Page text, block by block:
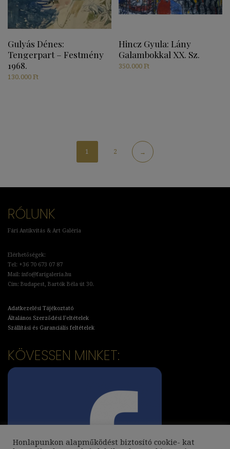
Gulyás Dénes:
Tengerpart – Festmény
1968.
130.000 Ft
Hincz Gyula: Lány
Galambokkal XX. Sz.
350.000 Ft
1 2 →
RÓLUNK
Fári Antikvitás & Art Galéria
Elérhetőségek:
Tel: +36 70 673 07 87
Mail: info@farigaleria.hu
Cím: Budapest, Bartók Béla út 30.
Adatkezelési Tájékoztató
Általános Szerződési Feltételek
Szállítási és Garanciális feltételek
KÖVESSEN MINKET:
Honlapunkon alapműködést biztosító cookie- kat